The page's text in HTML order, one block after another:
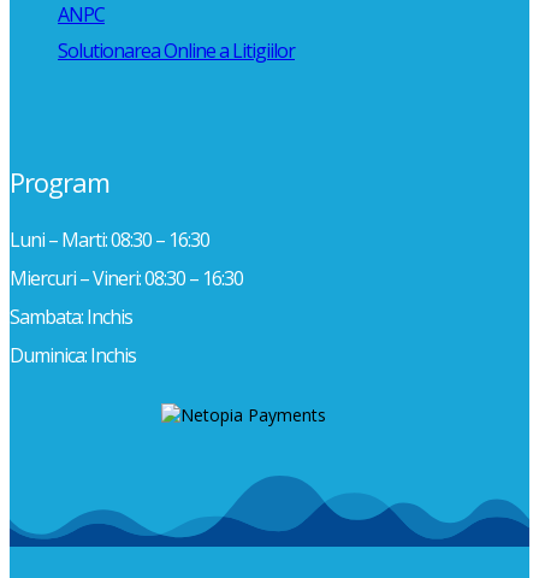
ANPC
Solutionarea Online a Litigiilor
Program
Luni – Marti: 08:30 – 16:30
Miercuri – Vineri: 08:30 – 16:30
Sambata: Inchis
Duminica: Inchis